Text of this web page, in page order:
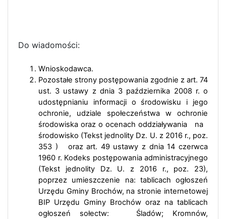
Do wiadomości:
Wnioskodawca.
Pozostałe strony postępowania zgodnie z art. 74
ust. 3 ustawy z dnia 3 października 2008 r. o
udostępnianiu informacji o środowisku i jego
ochronie, udziale społeczeństwa w ochronie
środowiska oraz o ocenach oddziaływania na
środowisko (Tekst jednolity Dz. U. z 2016 r., poz.
353 ) oraz art. 49 ustawy z dnia 14 czerwca
1960 r. Kodeks postępowania administracyjnego
(Tekst jednolity Dz. U. z 2016 r., poz. 23),
poprzez umieszczenie na: tablicach ogłoszeń
Urzędu Gminy Brochów, na stronie internetowej
BIP Urzędu Gminy Brochów oraz na tablicach
ogłoszeń sołectw: Śladów; Kromnów,